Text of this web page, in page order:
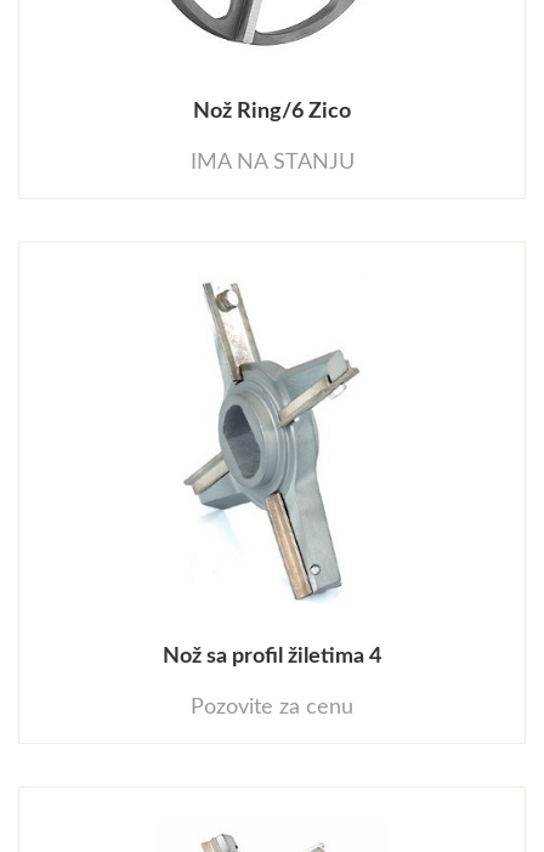
Nož Ring/6 Zico
IMA NA STANJU
Nož sa profil žiletima 4
Pozovite za cenu